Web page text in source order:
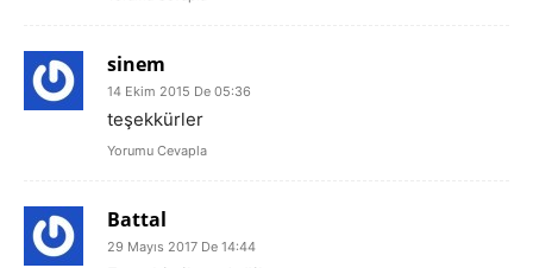
sinem
14 Ekim 2015 De 05:36
teşekkürler
Yorumu Cevapla
Battal
29 Mayıs 2017 De 14:44